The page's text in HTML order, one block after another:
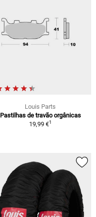
Louis Parts
Pastilhas de travão orgânicas
19,99 €1